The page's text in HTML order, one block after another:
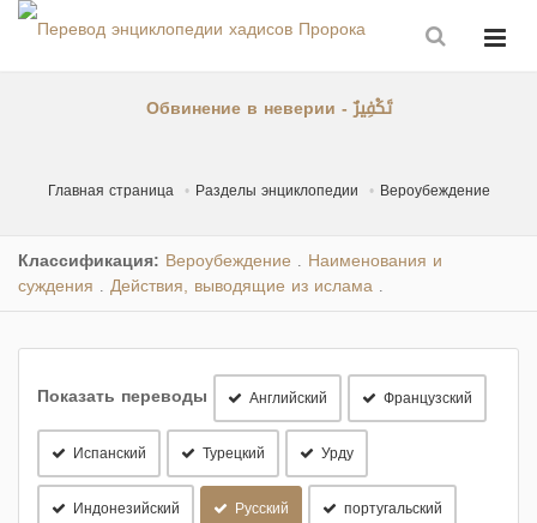
Обвинение в неверии - تَكْفِيرٌ
Главная страница Разделы энциклопедии Вероубеждение
Классификация: Вероубеждение Наименования и
суждения Действия, выводящие из ислама
Показать переводы Английский Французский
Испанский Турецкий Урду
Индонезийский Русский португальский